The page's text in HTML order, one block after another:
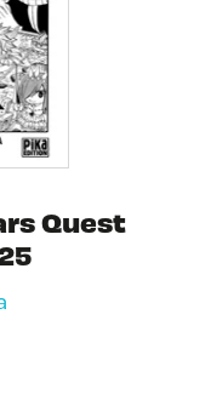
Quest